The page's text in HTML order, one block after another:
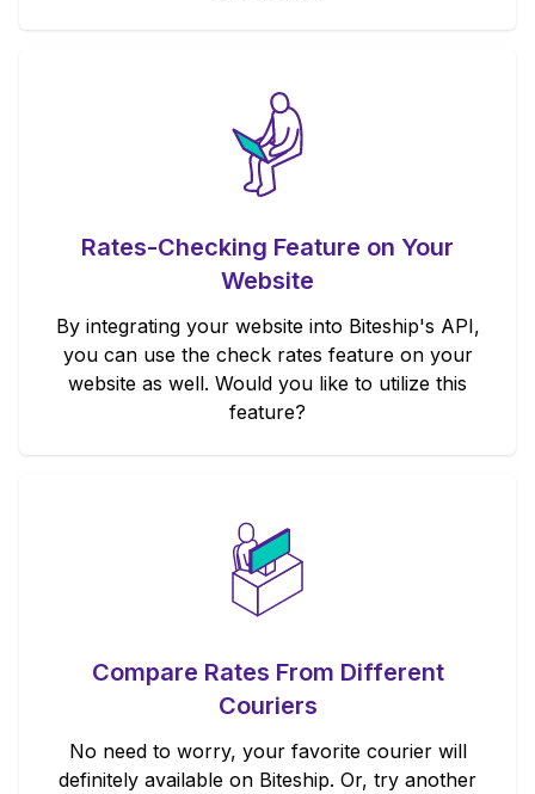
Rates-Checking Feature on Your
Website
By integrating your website into Biteship's API,
you can use the check rates feature on your
website as well. Would you like to utilize this
feature?
Compare Rates From Different
Couriers
No need to worry, your favorite courier will
definitely available on Biteship. Or, try another